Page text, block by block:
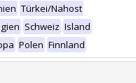
Türkei/Nahost
Schweiz Island
Polen Finnland